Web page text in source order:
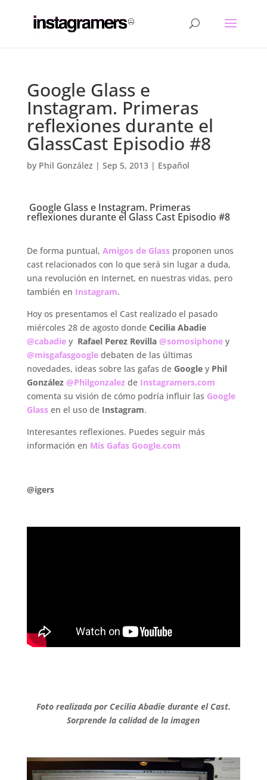
Google Glass e
Instagram. Primeras
reflexiones durante el
GlassCast Episodio #8
by Phil González | Sep 5, 2013| Español
Google Glass e Instagram. Primeras
reflexiones durante el Glass Cast Episodio #8
De forma puntual, Amigos de Glassproponen unos
cast relacionados con lo que será sin lugar a duda,
una revolución en Internet, en nuestras vidas, pero
también en Instagram.
Hoy os presentamos el Cast realizado el pasado
miércoles 28 de agosto donde Cecilia Abadie
@cabadiey Rafael Perez Revilla @somosiphoney
@misgafasgoogle debaten de las últimas
novedades, ideas sobre las gafas de Googley Phil
González @Philgonzalezde Instagramers.com
comenta su visión de cómo podría influir las Google
Glassen el uso de Instagram.
Interesantes reflexiones. Puedes seguir más
información en Mis Gafas Google.com
@igers
Foto realizada por Cecilia Abadie durante el Cast.
Sorprende la calidad de la imagen